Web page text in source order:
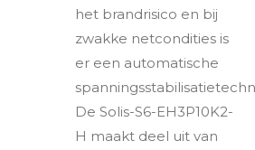
het brandrisico en bij
zwakke netcondities is
er een automatische
De Solis-S6-EH3P10K2-
H maakt deel uit van